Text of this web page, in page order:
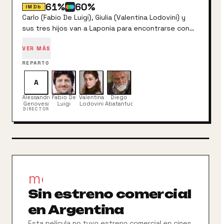
IMDb 61% 60%
Carlo (Fabio De Luigi), Giulia (Valentina Lodovini) y
sus tres hijos van a Laponia para encontrarse con
saldrán según lo planeado
VER MÁS
REPARTO
A
Alessandro
Genovesi
DIRECTOR
Fabio De
Luigi
Valentina
Lodovini
Diego
Abatantuono
movie_filter
Sin estreno comercial
en Argentina